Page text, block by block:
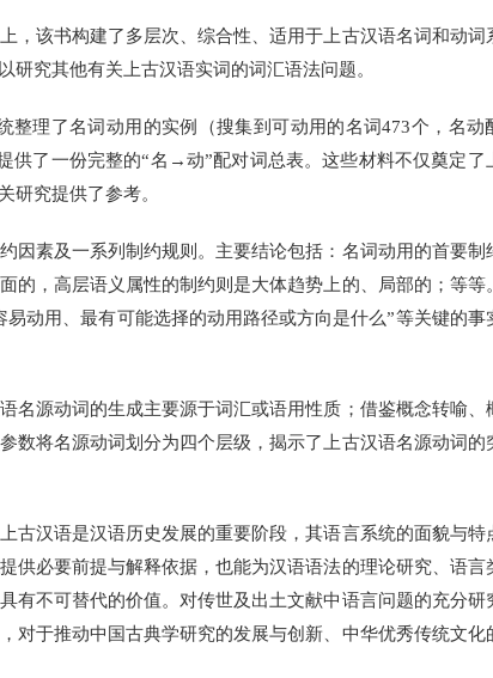
该书构建了多层次、综合性、适用于上古汉语名词和动词
究其他有关上古汉语实词的词汇语法问题。
理了名词动用的实例（搜集到可动用的名词473个，名动
供了一份完整的“名→动”配对词总表。这些材料不仅奠定了
研究提供了参考。
素及一系列制约规则。主要结论包括：名词动用的首要制
的，高层语义属性的制约则是大体趋势上的、局部的；等等
动用、最有可能选择的动用路径或方向是什么”等关键的事
源动词的生成主要源于词汇或语用性质；借鉴概念转喻、
数将名源动词划分为四个层级，揭示了上古汉语名源动词的
汉语是汉语历史发展的重要阶段，其语言系统的面貌与特
供必要前提与解释依据，也能为汉语语法的理论研究、语言
有不可替代的价值。对传世及出土文献中语言问题的充分研
对于推动中国古典学研究的发展与创新、中华优秀传统文化